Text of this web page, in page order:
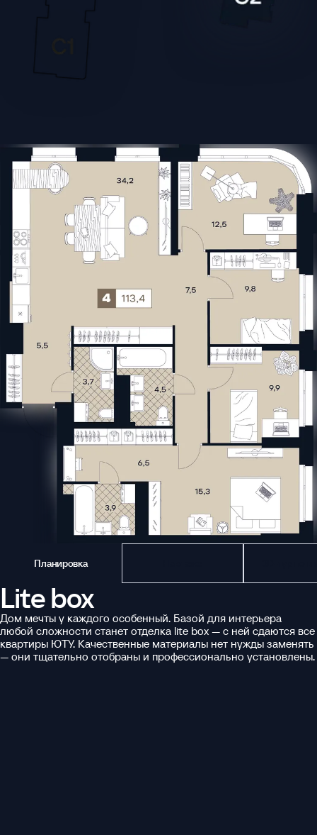
Планировка
Lite box
Дом мечты у каждого особенный. Базой для интерьера
любой сложности станет отделка lite box — с ней сдаются все
квартиры ЮТУ. Качественные материалы нет нужды заменять
— они тщательно отобраны и профессионально установлены.